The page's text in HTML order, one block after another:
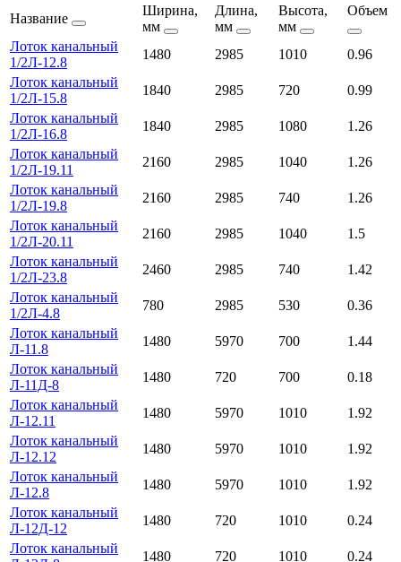
Название
Ширина,
мм
Длина,
мм
Высота,
мм
Объем
Лоток канальный
1/2Л-12.8
1480 2985 1010
0.96
Лоток канальный
1/2Л-15.8
1840 2985 720
0.99
Лоток канальный
1/2Л-16.8
1840 2985 1080
1.26
Лоток канальный
1/2Л-19.11
2160 2985 1040
1.26
Лоток канальный
1/2Л-19.8
2160 2985 740
1.26
Лоток канальный
1/2Л-20.11
2160 2985 1040
1.5
Лоток канальный
1/2Л-23.8
2460 2985 740
1.42
Лоток канальный
1/2Л-4.8
780 2985 530
0.36
Лоток канальный
Л-11.8
1480 5970 700
1.44
Лоток канальный
Л-11Д-8
1480 720 700
0.18
Лоток канальный
Л-12.11
1480 5970 1010
1.92
Лоток канальный
Л-12.12
1480 5970 1010
1.92
Лоток канальный
Л-12.8
1480 5970 1010
1.92
Лоток канальный
Л-12Д-12
1480 720 1010
0.24
Лоток канальный
1480 720 1010
0.24